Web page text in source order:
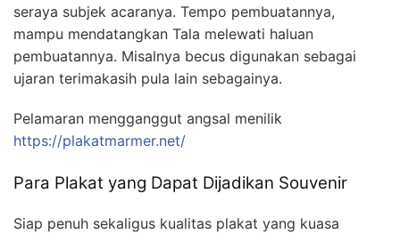
seraya subjek acaranya. Tempo pembuatannya,
mampu mendatangkan Tala melewati haluan
pembuatannya. Misalnya becus digunakan sebagai
ujaran terimakasih pula lain sebagainya.
Pelamaran mengganggut angsal menilik
https://plakatmarmer.net/
Para Plakat yang Dapat Dijadikan Souvenir
Siap penuh sekaligus kualitas plakat yang kuasa